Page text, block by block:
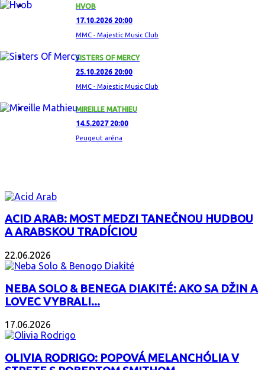
HVOB
17.10.2026 20:00
MMC - Majestic Music Club
SISTERS OF MERCY
25.10.2026 20:00
MMC - Majestic Music Club
MIREILLE MATHIEU
14.5.2027 20:00
Peugeut aréna
ACID ARAB: MOST MEDZI TANEČNOU HUDBOU
A ARABSKOU TRADÍCIOU
22.06.2026
NEBA SOLO & BENEGA DIAKITÉ: AKO SA DŽIN A
LOVEC VYBRALI...
17.06.2026
OLIVIA RODRIGO: POPOVÁ MELANCHÓLIA V